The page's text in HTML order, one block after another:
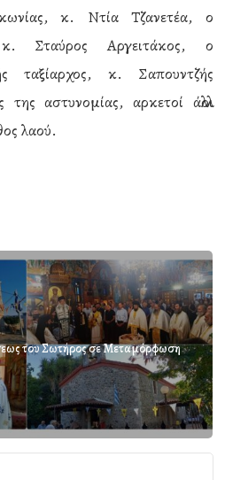
κ. Ντία Τζανετέα, ο
Σταύρος Αργειτάκος, ο
ταξίαρχος, κ. Σαπουντζής
αστυνομίας, αρκετοί άλλοι
λαού.
του Σωτήρος σε Μεταμόρφωση